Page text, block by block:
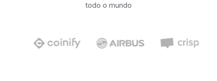
todo o mundo